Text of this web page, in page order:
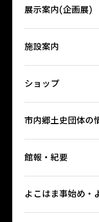
展示案内(企画展)
施設案内
ショップ
市内郷土史団体の
館報・紀要
よこはま事始め・